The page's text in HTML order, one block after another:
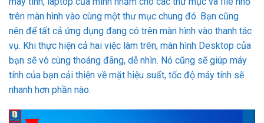
trên màn hình vào cùng một thư mục chung đó. Bạn cũng
nên để tất cả ứng dụng đang có trên màn hình vào thanh tác
vụ. Khi thực hiện cả hai việc làm trên, màn hình Desktop của
bạn sẽ vô cùng thoáng đãng, dễ nhìn. Nó cũng sẽ giúp máy
tính của bạn cải thiện về mặt hiệu suất, tốc độ máy tính sẽ
nhanh hơn phần nào.